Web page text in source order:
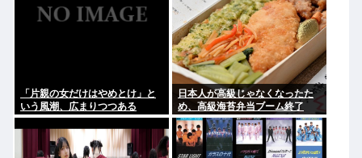
「片親の女だけはやめとけ」と
いう風潮、広まりつつある
日本人が高級じゃなくなったた
め、高級海苔弁当ブーム終了
www